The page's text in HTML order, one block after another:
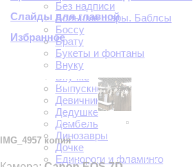
Без надписи
Большие шары. Баблсы
Боссу
Брату
Букеты и фонтаны
Внуку
Внучке
Выпускной
Девичник
Дедушке
Дембель
Динозавры
Дочке
Единороги и фламинго
Слайды для главной
Избранное
IMG_4957 копия